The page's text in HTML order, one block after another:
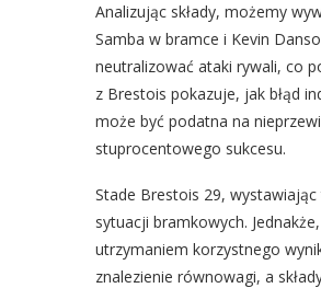
Analizując składy, możemy
Samba w bramce i Kevin
neutralizować ataki rywali, co
z Brestois pokazuje, jak błąd
może być podatna na
stuprocentowego sukcesu.
Stade Brestois 29,
sytuacji bramkowych.
utrzymaniem korzystnego
znalezienie równowagi, a